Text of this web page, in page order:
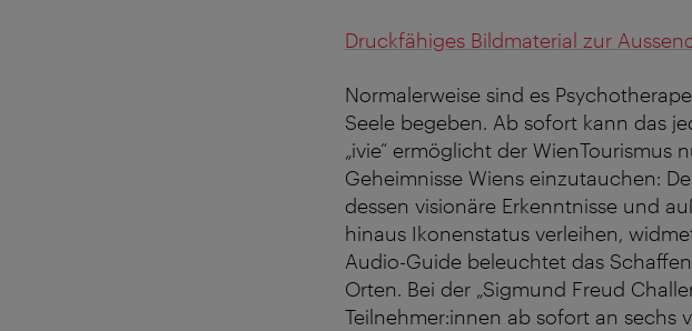
Druckfähiges Bildmaterial zur
Normalerweise sind es
Seele begeben. Ab sofort kann das
„ivie“ ermöglicht der
Geheimnisse Wiens einzutauchen:
dessen visionäre Erkenntnisse und
hinaus Ikonenstatus verleihen,
Audio-Guide beleuchtet das
Orten. Bei der „Sigmund Freud
Teilnehmer:innen ab sofort an sechs